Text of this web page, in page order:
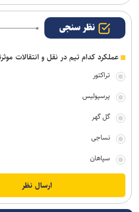
نظر سنجی
عملکرد کدام تیم در نقل و انتقالات
تراکتور
پرسپولیس
گل گهر
نساجی
سپاهان